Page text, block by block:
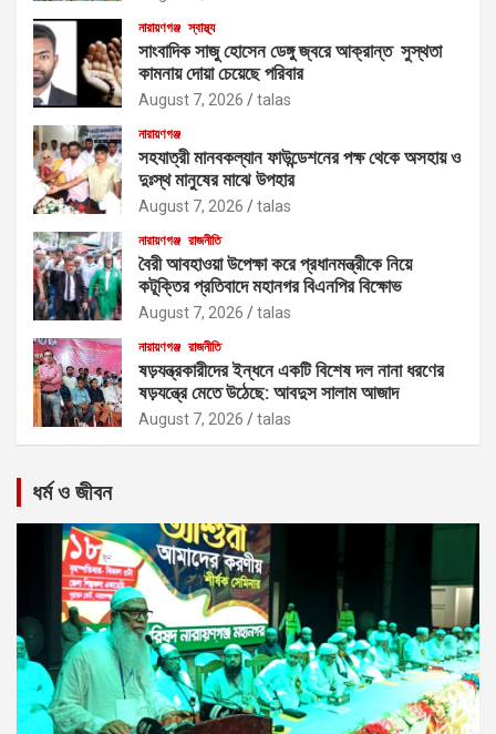
নারায়ণগঞ্জ স্বাস্থ্য
সাংবাদিক সাজু হোসেন ডেঙ্গু জ্বরে আক্রান্ত সুস্থতা
কামনায় দোয়া চেয়েছে পরিবার
August 7, 2026 talas
নারায়ণগঞ্জ
সহযাত্রী মানবকল্যান ফাউন্ডেশনের পক্ষ থেকে অসহায় ও
দুঃস্থ মানুষের মাঝে উপহার
August 7, 2026 talas
নারায়ণগঞ্জ রাজনীতি
বৈরী আবহাওয়া উপেক্ষা করে প্রধানমন্ত্রীকে নিয়ে
কটূক্তির প্রতিবাদে মহানগর বিএনপির বিক্ষোভ
August 7, 2026 talas
নারায়ণগঞ্জ রাজনীতি
ষড়যন্ত্রকারীদের ইন্ধনে একটি বিশেষ দল নানা ধরণের
ষড়যন্ত্রে মেতে উঠেছে: আবদুস সালাম আজাদ
August 7, 2026 talas
ধর্ম ও জীবন